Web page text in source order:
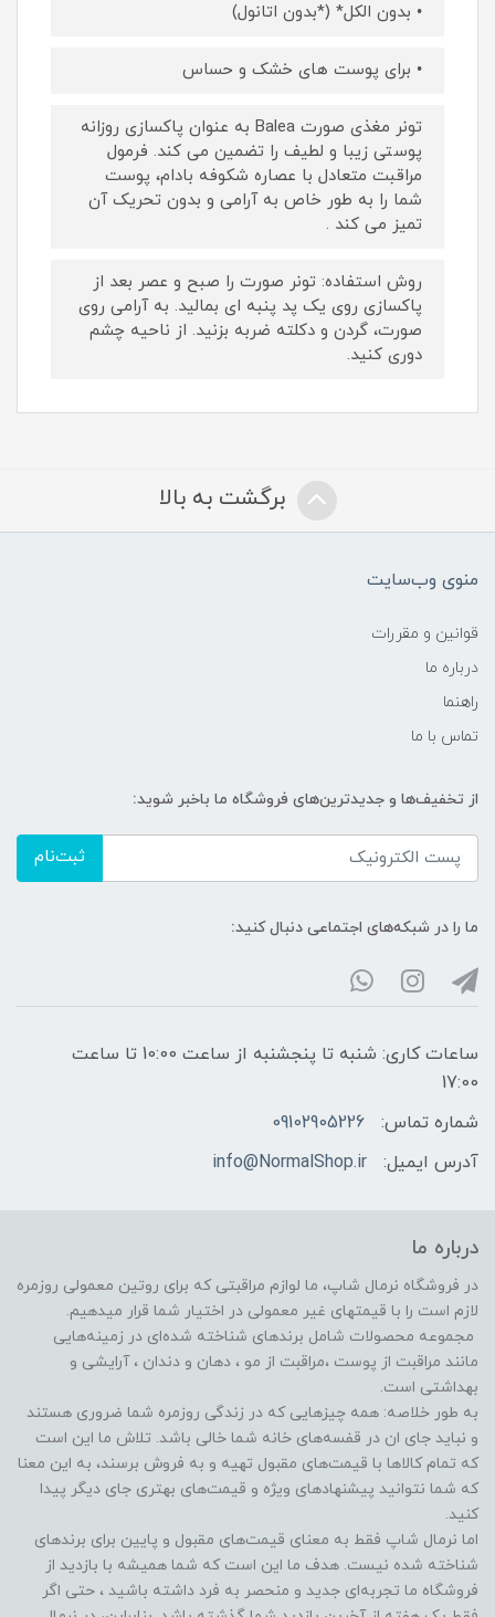
• بدون الکل* (*بدون اتانول)
• برای پوست های خشک و حساس
تونر مغذی صورت Balea به عنوان پاکسازی روزانه
پوستی زیبا و لطیف را تضمین می کند. فرمول
مراقبت متعادل با عصاره شکوفه بادام، پوست
شما را به طور خاص به آرامی و بدون تحریک آن
تمیز می کند .
روش استفاده: تونر صورت را صبح و عصر بعد از
پاکسازی روی یک پد پنبه ای بمالید. به آرامی روی
صورت، گردن و دکلته ضربه بزنید. از ناحیه چشم
دوری کنید.
برگشت به بالا
منوی وب‌سایت
قوانین و مقررات
درباره ما
راهنما
تماس با ما
از تخفیف‌ها و جدیدترین‌های فروشگاه ما باخبر شوید:
ثبت‌نام
ما را در شبکه‌های اجتماعی دنبال کنید:
ساعات کاری: شنبه تا پنجشنبه از ساعت 10:00 تا ساعت
17:00
شماره تماس:
09102905226
آدرس ایمیل:
info@NormalShop.ir
درباره ما
در فروشگاه‌ نرمال شاپ، ما لوازم مراقبتی که برای روتین معمولی روزمره
لازم است را با قیمتهای غیر معمولی در اختیار شما قرار میدهیم.
مجموعه محصولات شامل برندهای شناخته شده‌ای در زمینه‌هایی
مانند مراقبت از پوست ،مراقبت از مو ️، دهان و دندان ، آرایشی و
بهداشتی است.
به طور خلاصه: همه چیزهایی که در زندگی روزمره شما ضروری هستند
و نباید جای ان در قفسه‌های خانه شما خالی باشد. تلاش ما این است
که تمام کالاها با قیمت‌های مقبول تهیه و به فروش برسند، به این معنا
که شما نتوانید پیشنهادهای ویژه و قیمت‌های بهتری جای دیگر پیدا
کنید.
اما نرمال شاپ فقط به معنای قیمت‌های مقبول و پایین برای برندهای
شناخته شده نیست. هدف ما این است که شما همیشه با بازدید از
فروشگاه‌ ما تجربه‌ای جدید و منحصر به فرد داشته باشید ، حتی اگر